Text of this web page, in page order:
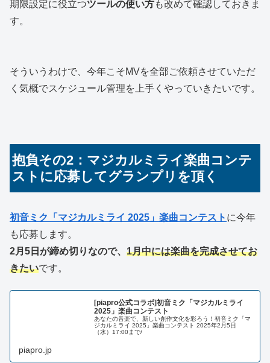
期限設定に役立つツールの使い方も改めて確認しておきま
す。
そういうわけで、今年こそMVを全部ご依頼させていただ
く気概でスケジュール管理を上手くやっていきたいです。
抱負その2：マジカルミライ楽曲コンテ
ストに応募してグランプリを頂く
初音ミク「マジカルミライ 2025」楽曲コンテスト に今年
も応募します。
2月5日が締め切りなので、 1月中には楽曲を完成させてお
きたいです。
[piapro公式コラボ]初音ミク「マジカルミライ
2025」楽曲コンテスト
あなたの音楽で、新しい創作文化を彩ろう！初音ミク「マ
ジカルミライ 2025」楽曲コンテスト 2025年2月5日
（水）17:00まで/
piapro.jp